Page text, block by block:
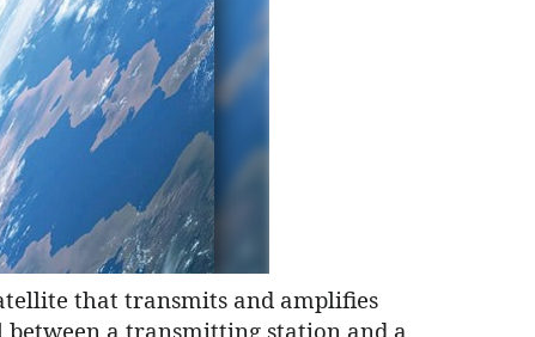
that transmits and amplifies
a transmitting station and a